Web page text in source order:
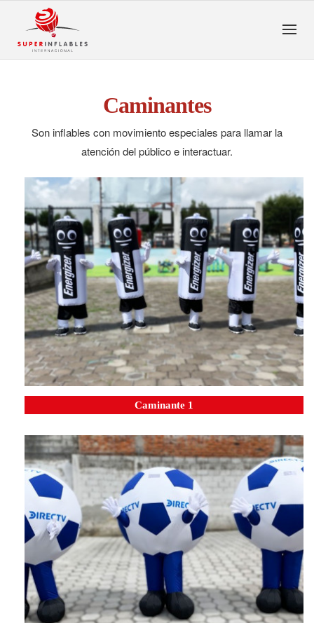
Caminantes
Son inflables con movimiento especiales para llamar la
atención del público e interactuar.
Caminante 1